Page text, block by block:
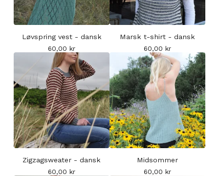
Løvspring vest - dansk
60,00 kr
Marsk t-shirt - dansk
60,00 kr
Zigzagsweater - dansk
60,00 kr
Midsommer
60,00 kr